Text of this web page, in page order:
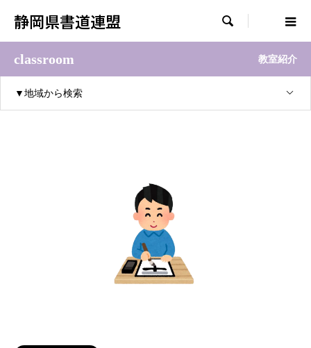
静岡県書道連盟 
classroom 教室紹介
▼地域から検索